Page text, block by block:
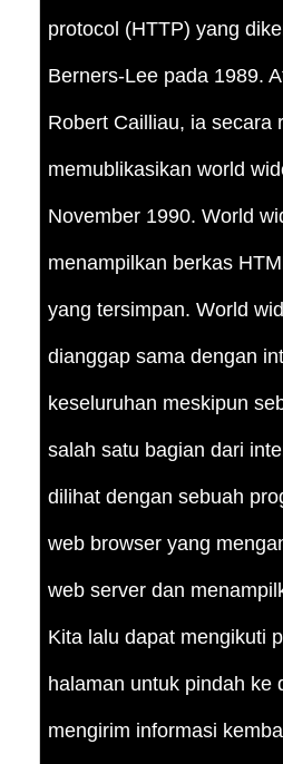
protocol (HTTP) yang
Berners-Lee pada 1989.
Robert Cailliau, ia secara
memublikasikan world
November 1990. World
menampilkan berkas
yang tersimpan. World
dianggap sama dengan
keseluruhan meskipun
salah satu bagian dari
dilihat dengan sebuah
web browser yang
web server dan
Kita lalu dapat mengikuti
halaman untuk pindah ke
mengirim informasi